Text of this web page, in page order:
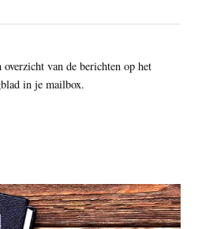
van de berichten op het
in je mailbox.